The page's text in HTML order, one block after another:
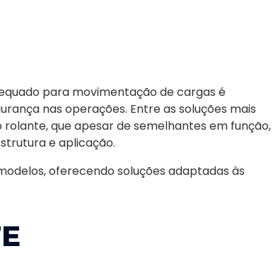
para movimentação de cargas é
nas operações. Entre as soluções mais
que apesar de semelhantes em função,
e aplicação.
oferecendo soluções adaptadas às